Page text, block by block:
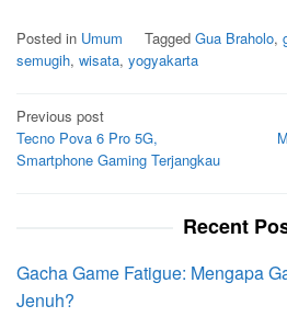
Posted in Umum Tagged Gua Braholo,
semugih, wisata, yogyakarta
Post
navigation
Previous post
Tecno Pova 6 Pro 5G,
Smartphone Gaming Terjangkau
Recent
Gacha Game Fatigue: Mengapa
Jenuh?